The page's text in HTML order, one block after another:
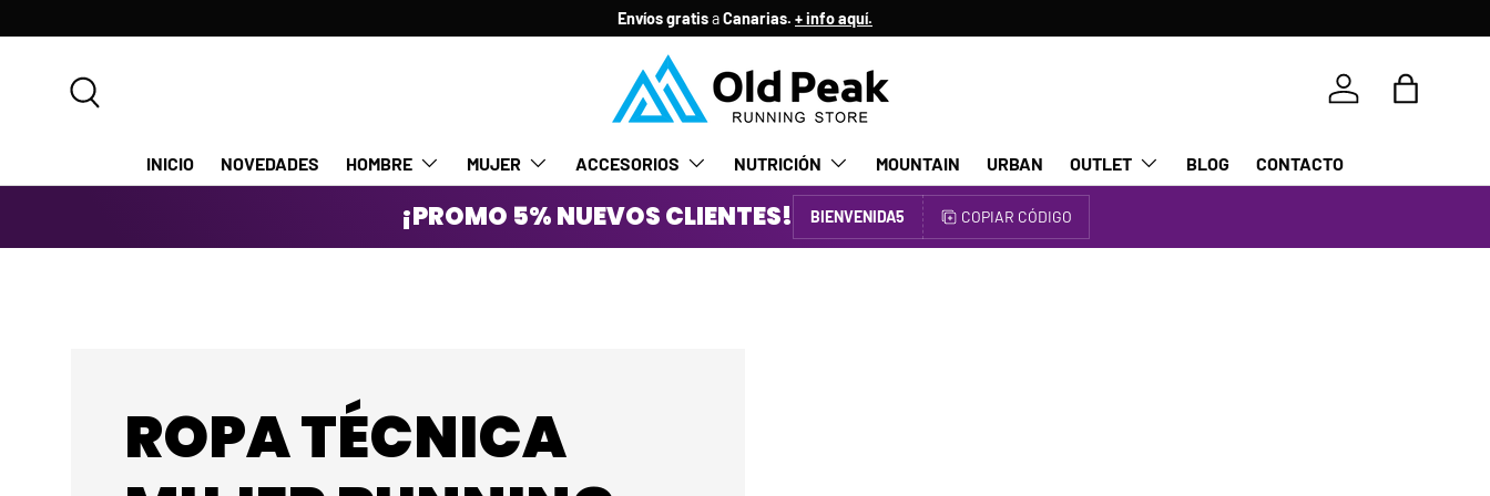
IR AL CONTENIDO
Envíos gratisaCanarias. + info aquí.
Iniciar sesión
Bolsa
INICIO NOVEDADES HOMBRE MUJER ACCESORIOS NUTRICIÓN MOUNTAIN URBAN OUTLET BLOG CONTACTO
¡PROMO 5% NUEVOS CLIENTES! BIENVENIDA5 COPIAR CÓDIGO
ROPA TÉCNICA